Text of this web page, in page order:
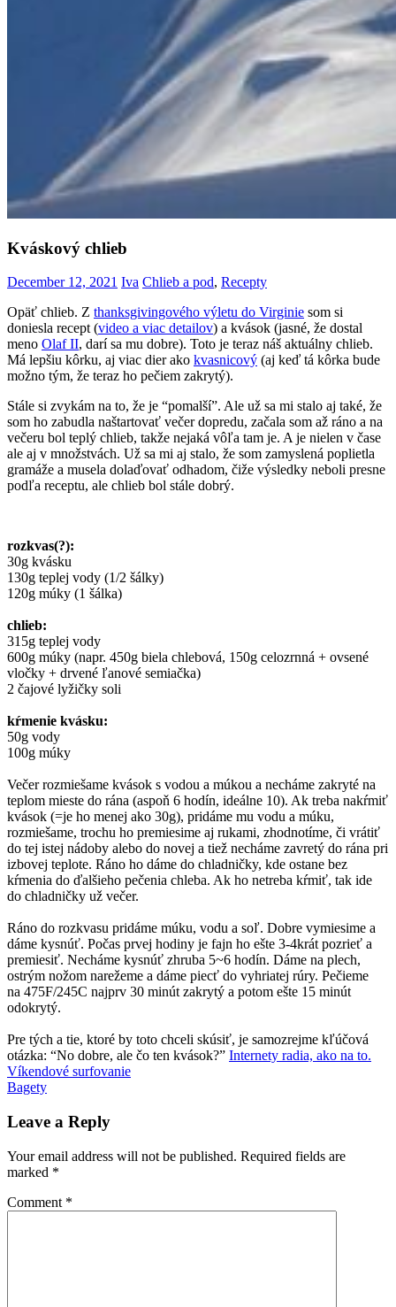
Kváskový chlieb
December 12, 2021 Iva Chlieb a pod, Recepty
Opäť chlieb. Z thanksgivingového výletu do Virginie som si
doniesla recept (video a viac detailov) a kvások (jasné, že dostal
meno Olaf II, darí sa mu dobre). Toto je teraz náš aktuálny chlieb.
Má lepšiu kôrku, aj viac dier ako kvasnicový (aj keď tá kôrka bude
možno tým, že teraz ho pečiem zakrytý).
Stále si zvykám na to, že je “pomalší”. Ale už sa mi stalo aj také, že
som ho zabudla naštartovať večer dopredu, začala som až ráno a na
večeru bol teplý chlieb, takže nejaká vôľa tam je. A je nielen v čase
ale aj v množstvách. Už sa mi aj stalo, že som zamyslená poplietla
gramáže a musela dolaďovať odhadom, čiže výsledky neboli presne
podľa receptu, ale chlieb bol stále dobrý.
rozkvas(?):
30g kvásku
130g teplej vody (1/2 šálky)
120g múky (1 šálka)
chlieb:
315g teplej vody
600g múky (napr. 450g biela chlebová, 150g celozrnná + ovsené
vločky + drvené ľanové semiačka)
2 čajové lyžičky soli
kŕmenie kvásku:
50g vody
100g múky
Večer rozmiešame kvások s vodou a múkou a necháme zakryté na
teplom mieste do rána (aspoň 6 hodín, ideálne 10). Ak treba nakŕmiť
kvások (=je ho menej ako 30g), pridáme mu vodu a múku,
rozmiešame, trochu ho premiesime aj rukami, zhodnotíme, či vrátiť
do tej istej nádoby alebo do novej a tiež necháme zavretý do rána pri
izbovej teplote. Ráno ho dáme do chladničky, kde ostane bez
kŕmenia do ďalšieho pečenia chleba. Ak ho netreba kŕmiť, tak ide
do chladničky už večer.
Ráno do rozkvasu pridáme múku, vodu a soľ. Dobre vymiesime a
dáme kysnúť. Počas prvej hodiny je fajn ho ešte 3-4krát pozrieť a
premiesiť. Necháme kysnúť zhruba 5~6 hodín. Dáme na plech,
ostrým nožom narežeme a dáme piecť do vyhriatej rúry. Pečieme
na 475F/245C najprv 30 minút zakrytý a potom ešte 15 minút
odokrytý.
Pre tých a tie, ktoré by toto chceli skúsiť, je samozrejme kľúčová
otázka: “No dobre, ale čo ten kvások?” Internety radia, ako na to.
chliebkvásokOlaf
Post
navigation
Previous
Post:
Víkendové surfovanie
Next
Bagety
Leave a Reply
Your email address will not be published. Required fields are
marked *
Comment *